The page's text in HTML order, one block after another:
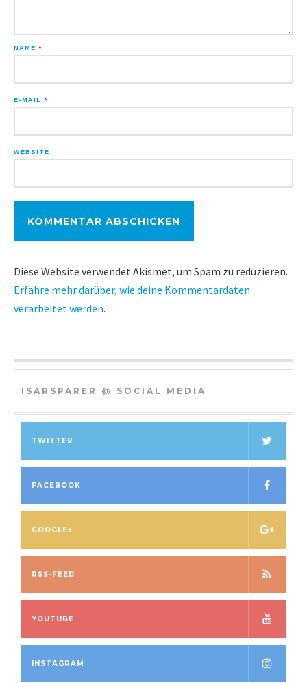
NAME *
E-MAIL *
WEBSITE
Diese Website verwendet Akismet, um Spam zu reduzieren.
Erfahre mehr darüber, wie deine Kommentardaten
verarbeitet werden.
ISARSPARER @ SOCIAL MEDIA
TWITTER
FACEBOOK
GOOGLE+
RSS-FEED
YOUTUBE
INSTAGRAM